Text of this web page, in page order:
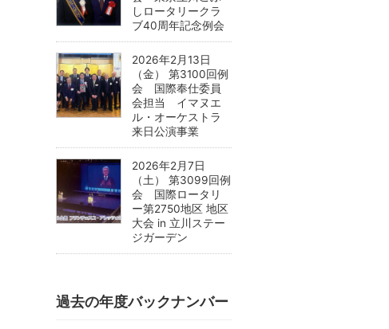
しロータリークラ
ブ40周年記念例会
2026年2月13日
（金） 第3100回例
会 国際奉仕委員
会担当 イマヌエ
ル・オーケストラ
来日公演事業
2026年2月7日
（土） 第3099回例
会 国際ロータリ
ー第2750地区 地区
大会 in 立川ステー
ジガーデン
過去の年度バックナンバー